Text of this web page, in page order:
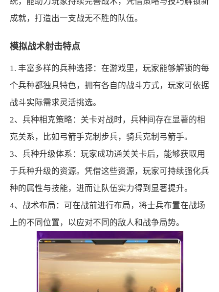
成就，打造出一支战无不胜的队伍。
模拟战术射击特点
1. 丰富多样的兵种选择：在游戏里，玩家能够解锁的每
个兵种都独具特色，拥有各自的战斗方式，玩家可依据
战斗实际需求灵活挑选。
2、兵种相克策略：关卡对战时，兵种间存在显著的相
克关系，比如弓箭手克制步兵，骑兵克制弓箭手。
3、兵种升级体系：玩家成功通关关卡后，能够获取用
于兵种升级的资源。凭借这些资源，玩家可持续强化兵
种的属性与技能，进而让队伍实力得到显著提升。
4、战术布局：可在战前进行布局，将士兵布置在战场
上的不同位置，以应对不同的敌人和战争局势。